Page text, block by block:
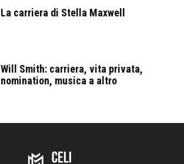
La carriera di Stella Maxwell
Will Smith: carriera, vita privata,
nomination, musica a altro